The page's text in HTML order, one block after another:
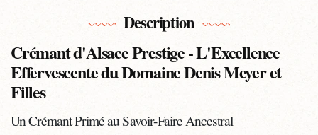
Description
Crémant d'Alsace Prestige - L'Excellence
Effervescente du Domaine Denis Meyer et
Filles
Un Crémant Primé au Savoir-Faire Ancestral